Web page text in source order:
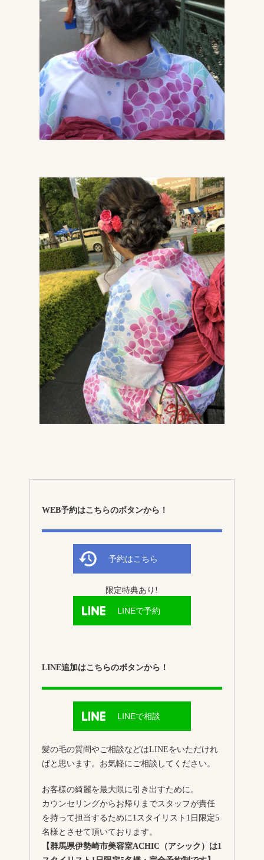
WEB予約はこちらのボタンから！
予約はこちら
限定特典あり!
LINEで予約
LINE追加はこちらのボタンから！
LINEで相談
髪の毛の質問やご相談などはLINEをいただけれ
ばと思います。お気軽にご相談してください。
お客様の綺麗を最大限に引き出すために。
カウンセリングからお帰りまでスタッフが責任
を持って担当するために1スタイリスト1日限定5
名様とさせて頂いております。
【群馬県伊勢崎市美容室ACHIC（アシック）は1